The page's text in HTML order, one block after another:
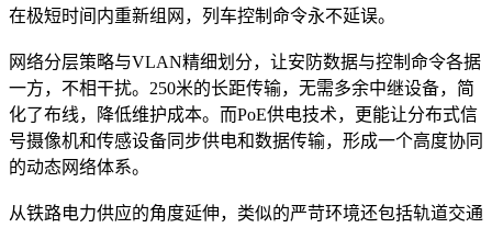
在极短时间内重新组网，列车控制命令永不延误。
网络分层策略与VLAN精细划分，让安防数据与控制命令各据
一方，不相干扰。250米的长距传输，无需多余中继设备，简
化了布线，降低维护成本。而PoE供电技术，更能让分布式信
号摄像机和传感设备同步供电和数据传输，形成一个高度协同
的动态网络体系。
从铁路电力供应的角度延伸，类似的严苛环境还包括轨道交通